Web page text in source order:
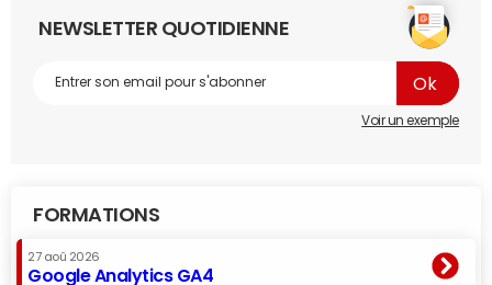
NEWSLETTER QUOTIDIENNE
Voir un exemple
FORMATIONS
27 aoû 2026
Google Analytics GA4